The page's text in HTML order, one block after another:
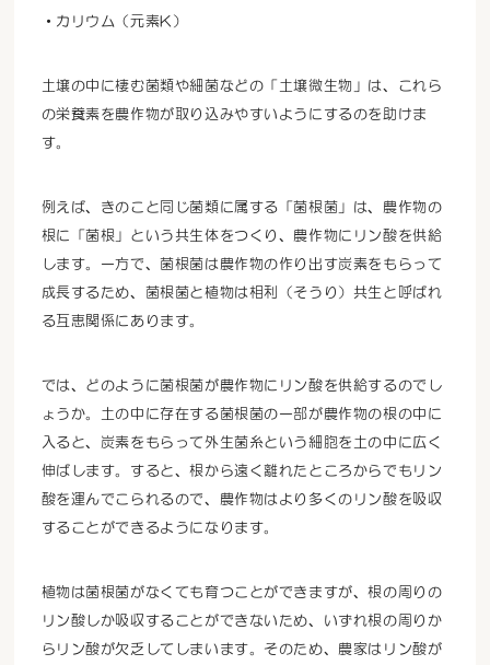
・カリウム（元素K）
土壌の中に棲む菌類や細菌などの「土壌微生物」は、これら
の栄養素を農作物が取り込みやすいようにするのを助けま
す。
例えば、きのこと同じ菌類に属する「菌根菌」は、農作物の
根に「菌根」という共生体をつくり、農作物にリン酸を供給
します。一方で、菌根菌は農作物の作り出す炭素をもらって
成長するため、菌根菌と植物は相利（そうり）共生と呼ばれ
る互恵関係にあります。
では、どのように菌根菌が農作物にリン酸を供給するのでし
ょうか。土の中に存在する菌根菌の一部が農作物の根の中に
入ると、炭素をもらって外生菌糸という細胞を土の中に広く
伸ばします。すると、根から遠く離れたところからでもリン
酸を運んでこられるので、農作物はより多くのリン酸を吸収
することができるようになります。
植物は菌根菌がなくても育つことができますが、根の周りの
リン酸しか吸収することができないため、いずれ根の周りか
らリン酸が欠乏してしまいます。そのため、農家はリン酸が